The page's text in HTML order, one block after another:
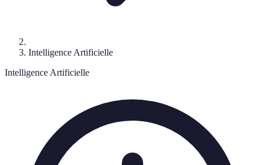
Intelligence Artificielle
Intelligence Artificielle